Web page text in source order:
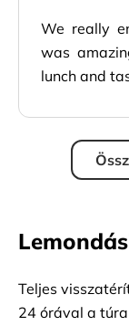
We really
was
lunch and
Teljes
24 órával a